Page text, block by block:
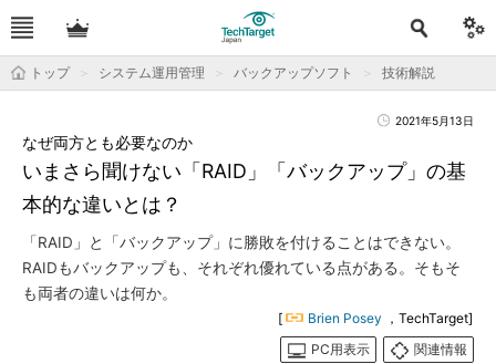
トップ システム運用管理 バックアップソフト 技術解説
2021年5月13日
いまさら聞けない「RAID」「バックアップ」の基
本的な違いとは？
なぜ両方とも必要なのか
「RAID」と「バックアップ」に勝敗を付けることはできない。
RAIDもバックアップも、それぞれ優れている点がある。そもそ
も両者の違いは何か。
[ Brien Posey ，TechTarget]
PC用表示
関連情報